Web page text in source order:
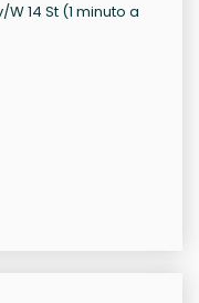
14 St (1 minuto a